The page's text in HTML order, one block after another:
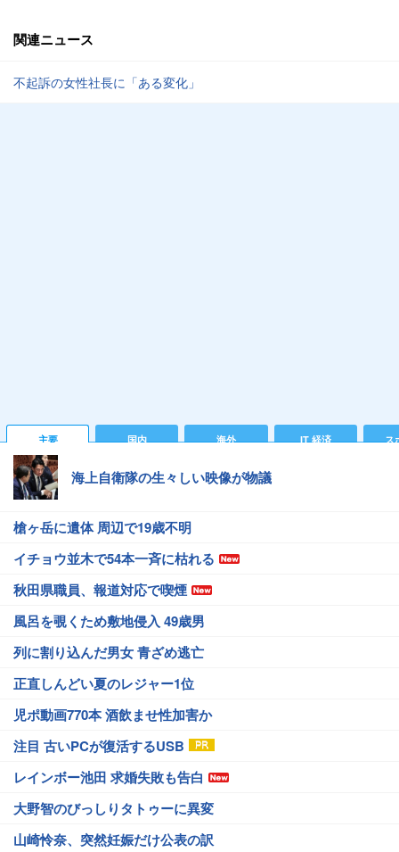
関連ニュース
不起訴の女性社長に「ある変化」
主要 国内 海外 IT 経済 ス
海上自衛隊の生々しい映像が物議
槍ヶ岳に遺体 周辺で19歳不明
イチョウ並木で54本一斉に枯れる
秋田県職員、報道対応で喫煙
風呂を覗くため敷地侵入 49歳男
列に割り込んだ男女 青ざめ逃亡
正直しんどい夏のレジャー1位
児ポ動画770本 酒飲ませ性加害か
注目 古いPCが復活するUSB
レインボー池田 求婚失敗も告白
大野智のびっしりタトゥーに異変
山崎怜奈、突然妊娠だけ公表の訳